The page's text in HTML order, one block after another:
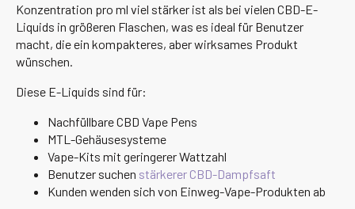
Konzentration pro ml viel stärker ist als bei vielen CBD-E-
Liquids in größeren Flaschen, was es ideal für Benutzer
macht, die ein kompakteres, aber wirksames Produkt
wünschen.
Diese E-Liquids sind für:
Nachfüllbare CBD Vape Pens
MTL-Gehäusesysteme
Vape-Kits mit geringerer Wattzahl
Benutzer suchen stärkerer CBD-Dampfsaft
Kunden wenden sich von Einweg-Vape-Produkten ab